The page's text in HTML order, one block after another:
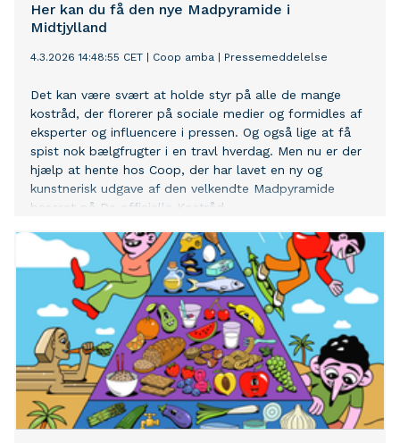
Her kan du få den nye Madpyramide i
Midtjylland
4.3.2026 14:48:55 CET Coop amba Pressemeddelelse
Det kan være svært at holde styr på alle de mange
kostråd, der florerer på sociale medier og formidles af
eksperter og influencere i pressen. Og også lige at få
spist nok bælgfrugter i en travl hverdag. Men nu er der
hjælp at hente hos Coop, der har lavet en ny og
kunstnerisk udgave af den velkendte Madpyramide
baseret på De officielle Kostråd.